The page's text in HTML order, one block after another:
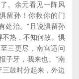
。余元看见一阵风
留孙！你救你的门
处治。”且说惧留孙
热，不知何故。惧
三更尽，南宫适问
子牙，我来也。”南
鼓时分起来，外边